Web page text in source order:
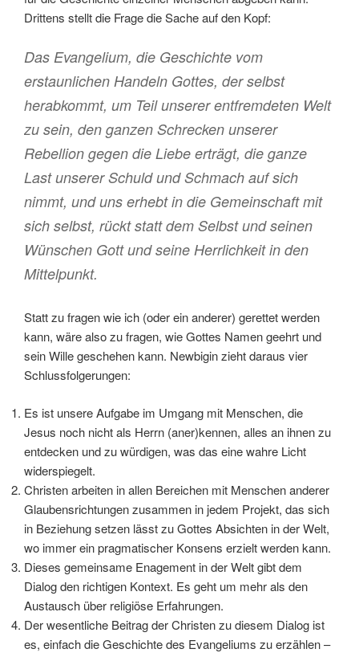
Drittens stellt die Frage die Sache auf den Kopf:
Das Evangelium, die Geschichte vom
erstaunlichen Handeln Gottes, der selbst
herabkommt, um Teil unserer entfremdeten Welt
zu sein, den ganzen Schrecken unserer
Rebellion gegen die Liebe erträgt, die ganze
Last unserer Schuld und Schmach auf sich
nimmt, und uns erhebt in die Gemeinschaft mit
sich selbst, rückt statt dem Selbst und seinen
Wünschen Gott und seine Herrlichkeit in den
Mittelpunkt.
Statt zu fragen wie ich (oder ein anderer) gerettet werden
kann, wäre also zu fragen, wie Gottes Namen geehrt und
sein Wille geschehen kann. Newbigin zieht daraus vier
Schlussfolgerungen:
Es ist unsere Aufgabe im Umgang mit Menschen, die
Jesus noch nicht als Herrn (aner)kennen, alles an ihnen zu
entdecken und zu würdigen, was das eine wahre Licht
widerspiegelt.
Christen arbeiten in allen Bereichen mit Menschen anderer
Glaubensrichtungen zusammen in jedem Projekt, das sich
in Beziehung setzen lässt zu Gottes Absichten in der Welt,
wo immer ein pragmatischer Konsens erzielt werden kann.
Dieses gemeinsame Enagement in der Welt gibt dem
Dialog den richtigen Kontext. Es geht um mehr als den
Austausch über religiöse Erfahrungen.
Der wesentliche Beitrag der Christen zu diesem Dialog ist
es, einfach die Geschichte des Evangeliums zu erzählen –